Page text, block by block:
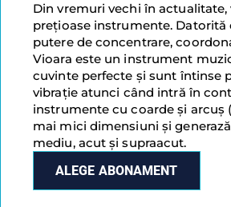
Din vremuri vechi în
prețioase instrumente.
putere de concentrare,
Vioara este un instrument
cuvinte perfecte și sunt întinse
vibrație atunci când intră în
instrumente cu coarde și arcuș
mai mici dimensiuni și
mediu, acut și supraacut.
ALEGE ABONAMENT